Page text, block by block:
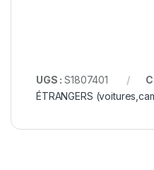
UGS :S1807401
ÉTRANGERS